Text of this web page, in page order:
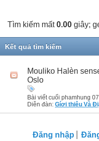
Tìm kiếm mất0.00 giây;
Kết quả tìm kiếm
Mouliko Halèn
Oslo
Bài viết cuối phamhung
Diễn đàn: Gíơi thiêu Và
Đăng nhập